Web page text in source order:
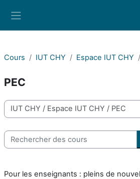
Cours IUT CHY Espace IUT CHY
PEC
Catégories de cours
Rechercher des cours
Pour les enseignants : pleins de